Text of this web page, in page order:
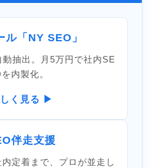
ル「NY SEO」
抽出。月5万円で社内SE
内製化。
く見る ▶
伴走支援
定着まで、プロが並走し